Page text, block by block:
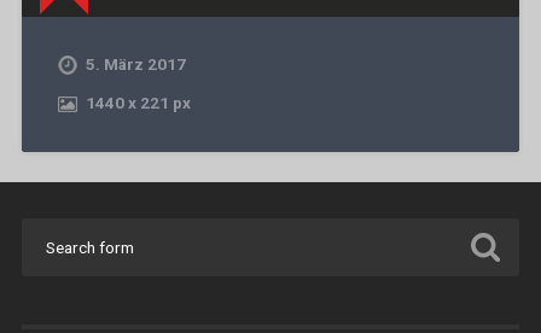
5. März 2017
1440x221 px